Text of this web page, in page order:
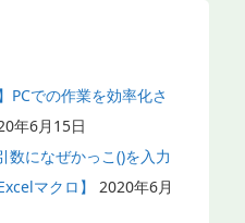
PCでの作業を効率化さ
年6月15日
数になぜかっこ()を入力
マクロ】
2020年6月